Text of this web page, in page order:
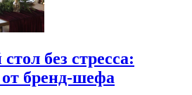
без стресса:
бренд-шефа